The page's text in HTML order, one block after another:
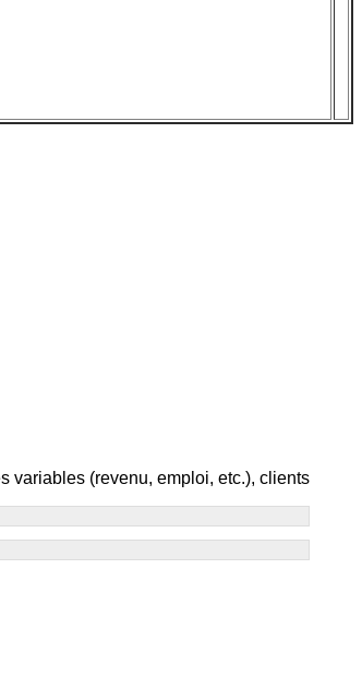
variables (revenu, emploi, etc.), clients